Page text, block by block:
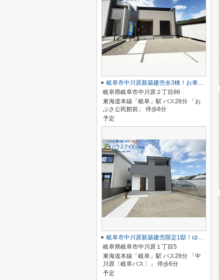
岐阜市中川原新築建売全3棟！お車並列3台可能！南道路につき日当り良好♪ウォークインクローゼットあり！
岐阜県岐阜市中川原２丁目86
東海道本線「岐阜」駅 バス28分 「お
ぶさ公民館前」 停歩8分
予定
岐阜市中川原新築建売限定1邸！ゆったり19.6帖のリビングダイニング！収納豊富なお家！お車並列3台！
岐阜県岐阜市中川原１丁目5
東海道本線「岐阜」駅 バス28分 「中
川原〔岐阜バス〕」 停歩6分
予定